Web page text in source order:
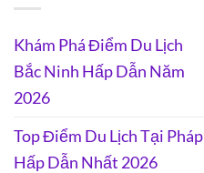
Khám Phá Điểm Du Lịch
Bắc Ninh Hấp Dẫn Năm
2026
Top Điểm Du Lịch Tại Pháp
Hấp Dẫn Nhất 2026